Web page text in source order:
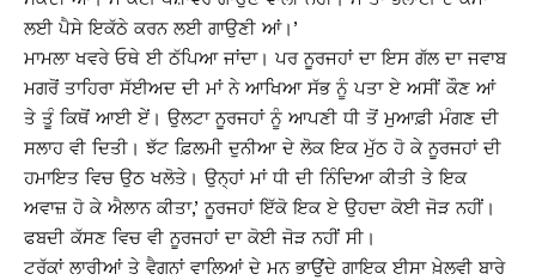
ਲਈ ਪੈਸੇ ਇਕੱਠੇ ਕਰਨ ਲਈ ਗਾਉਣੀ ਆਂ।’
ਮਾਮਲਾ ਖਵਰੇ ਓਥੇ ਈ ਠੱਪਿਆ ਜਾਂਦਾ। ਪਰ ਨੂਰਜਹਾਂ ਦਾ ਇਸ ਗੱਲ ਦਾ ਜਵਾਬ
ਮਗਰੋਂ ਤਾਹਿਰਾ ਸੱਈਅਦ ਦੀ ਮਾਂ ਨੇ ਆਖਿਆ ਸੱਭ ਨੂੰ ਪਤਾ ਏ ਅਸੀਂ ਕੌਣ ਆਂ
ਤੇ ਤੂੰ ਕਿਥੋਂ ਆਈ ਏਂ। ਉਲਟਾ ਨੂਰਜਹਾਂ ਨੂੰ ਆਪਣੀ ਧੀ ਤੋਂ ਮੁਆਫ਼ੀ ਮੰਗਣ ਦੀ
ਸਲਾਹ ਵੀ ਦਿਤੀ। ਝੱਟ ਫ਼ਿਲਮੀ ਦੁਨੀਆ ਦੇ ਲੋਕ ਇਕ ਮੁੱਠ ਹੋ ਕੇ ਨੂਰਜਹਾਂ ਦੀ
ਹਮਾਇਤ ਵਿਚ ਉਠ ਖਲੋਤੇ। ਉਨ੍ਹਾਂ ਮਾਂ ਧੀ ਦੀ ਨਿੰਦਿਆ ਕੀਤੀ ਤੇ ਇਕ
ਅਵਾਜ਼ ਹੋ ਕੇ ਐਲਾਨ ਕੀਤਾ,’ ਨੂਰਜਹਾਂ ਇੱਕੋ ਇਕ ਏ ਉਹਦਾ ਕੋਈ ਜੋੜ ਨਹੀਂ।
ਫਬਦੀ ਕੱਸਣ ਵਿਚ ਵੀ ਨੂਰਜਹਾਂ ਦਾ ਕੋਈ ਜੋੜ ਨਹੀਂ ਸੀ।
ਟਰੱਕਾਂ ਲਾਰੀਆਂ ਤੇ ਵੈਗਨਾਂ ਵਾਲਿਆਂ ਦੇ ਮਨ ਭਾਉਂਦੇ ਗਾਇਕ ਈਸਾ ਖ਼ੇਲਵੀ ਬਾਰੇ